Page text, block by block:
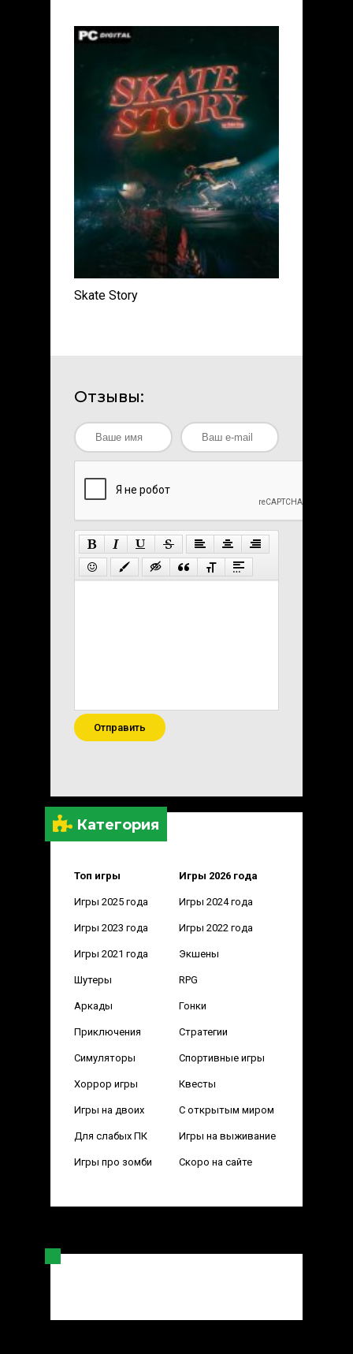
Категория
Топ игры Игры 2026 года
Игры 2025 года Игры 2024 года
Игры 2023 года Игры 2022 года
Игры 2021 года Экшены
Шутеры RPG
Аркады Гонки
Приключения Стратегии
Симуляторы Спортивные игры
Хоррор игры Квесты
Игры на двоих С открытым миром
Для слабых ПК Игры на выживание
Игры про зомби Скоро на сайте
Skate Story
Отзывы:
Отправить